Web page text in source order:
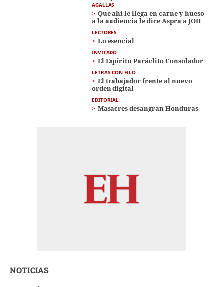
AGALLAS
Que ahí le llega en carne y hueso
a la audiencia le dice Aspra a JOH
LECTORES
Lo esencial
INVITADO
El Espíritu Paráclito Consolador
LETRAS CON FILO
El trabajador frente al nuevo
orden digital
EDITORIAL
Masacres desangran Honduras
NOTICIAS